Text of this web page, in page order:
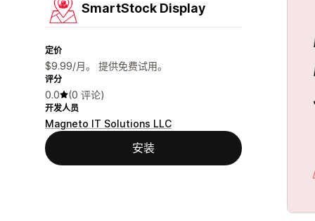
SmartStock Display
定价
$9.99/月。 提供免费试用。
评分
0.0 (0 评论)
开发人员
Magneto IT Solutions LLC
安装